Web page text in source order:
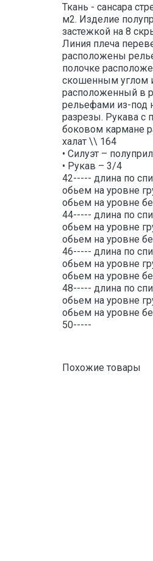
Ткань - сансара
м2. Изделие
застежкой на 8
Линия плеча
расположены
полочке
скошенным углом
расположенный в
рельефами из-под
разрезы. Рукава с
боковом кармане
халат \\ 164
• Силуэт –
• Рукав – 3/4
42----- длина по
обьем на уровне
обьем на уровне
44----- длина по
обьем на уровне
обьем на уровне
46----- длина по
обьем на уровне
обьем на уровне
48----- длина по
обьем на уровне
обьем на уровне
50-----
Похожие товары